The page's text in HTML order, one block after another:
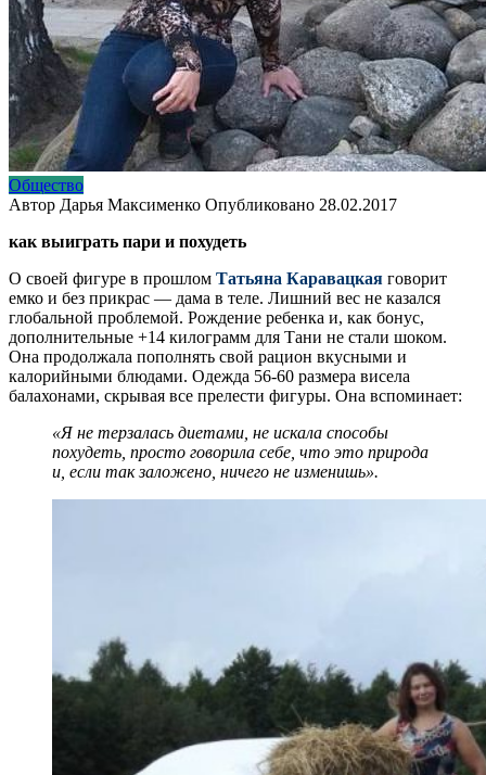
Общество
Автор Дарья Максименко Опубликовано 28.02.2017
как выиграть пари и похудеть
О своей фигуре в прошлом Татьяна Каравацкая говорит
емко и без прикрас — дама в теле. Лишний вес не казался
глобальной проблемой. Рождение ребенка и, как бонус,
дополнительные +14 килограмм для Тани не стали шоком.
Она продолжала пополнять свой рацион вкусными и
калорийными блюдами. Одежда 56-60 размера висела
балахонами, скрывая все прелести фигуры. Она вспоминает:
«Я не терзалась диетами, не искала способы
похудеть, просто говорила себе, что это природа
и, если так заложено, ничего не изменишь».